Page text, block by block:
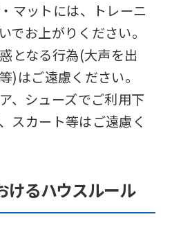
マットには、トレーニ
でお上がりください。
となる行為(大声を出
)はご遠慮ください。
、シューズでご利用下
スカート等はご遠慮く
けるハウスルール
it
may
not
be
an
accurate
translation
may